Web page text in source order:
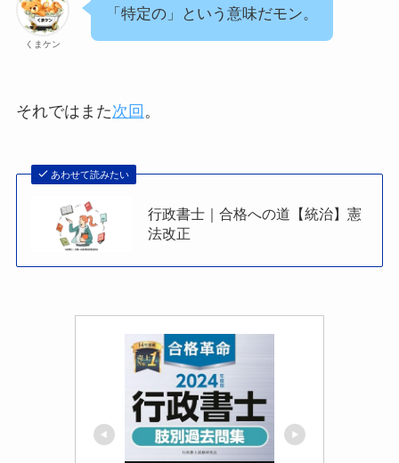
くまケン
「特定の」という意味だモン。
それではまた次回 。
あわせて読みたい
行政書士｜合格への道【統治】憲
法改正